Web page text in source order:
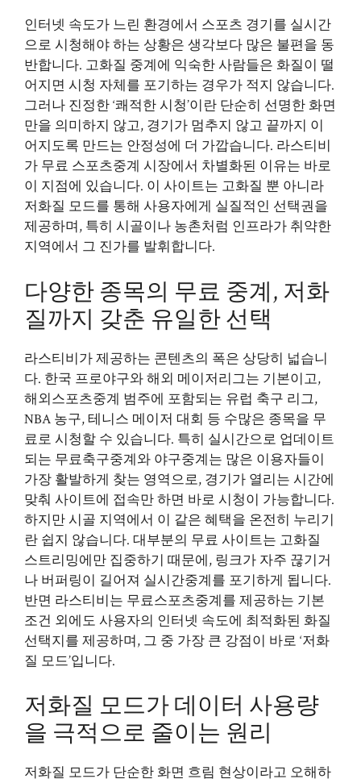
인터넷 속도가 느린 환경에서 스포츠 경기를 실시간
으로 시청해야 하는 상황은 생각보다 많은 불편을 동
반합니다. 고화질 중계에 익숙한 사람들은 화질이 떨
어지면 시청 자체를 포기하는 경우가 적지 않습니다.
그러나 진정한 ‘쾌적한 시청’이란 단순히 선명한 화면
만을 의미하지 않고, 경기가 멈추지 않고 끝까지 이
어지도록 만드는 안정성에 더 가깝습니다. 라스티비
가 무료 스포츠중계 시장에서 차별화된 이유는 바로
이 지점에 있습니다. 이 사이트는 고화질 뿐 아니라
저화질 모드를 통해 사용자에게 실질적인 선택권을
제공하며, 특히 시골이나 농촌처럼 인프라가 취약한
지역에서 그 진가를 발휘합니다.
다양한 종목의 무료 중계, 저화
질까지 갖춘 유일한 선택
라스티비가 제공하는 콘텐츠의 폭은 상당히 넓습니
다. 한국 프로야구와 해외 메이저리그는 기본이고,
해외스포츠중계 범주에 포함되는 유럽 축구 리그,
NBA 농구, 테니스 메이저 대회 등 수많은 종목을 무
료로 시청할 수 있습니다. 특히 실시간으로 업데이트
되는 무료축구중계와 야구중계는 많은 이용자들이
가장 활발하게 찾는 영역으로, 경기가 열리는 시간에
맞춰 사이트에 접속만 하면 바로 시청이 가능합니다.
하지만 시골 지역에서 이 같은 혜택을 온전히 누리기
란 쉽지 않습니다. 대부분의 무료 사이트는 고화질
스트리밍에만 집중하기 때문에, 링크가 자주 끊기거
나 버퍼링이 길어져 실시간중계를 포기하게 됩니다.
반면 라스티비는 무료스포츠중계를 제공하는 기본
조건 외에도 사용자의 인터넷 속도에 최적화된 화질
선택지를 제공하며, 그 중 가장 큰 강점이 바로 ‘저화
질 모드’입니다.
저화질 모드가 데이터 사용량
을 극적으로 줄이는 원리
저화질 모드가 단순한 화면 흐림 현상이라고 오해하